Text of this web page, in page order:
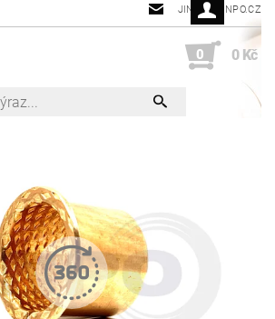
JINPO@JINPO.CZ
0 0 Kč